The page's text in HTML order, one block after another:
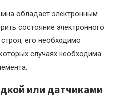
обладает электронным
состояние электронного
его необходимо
случаях необходима
или датчиками